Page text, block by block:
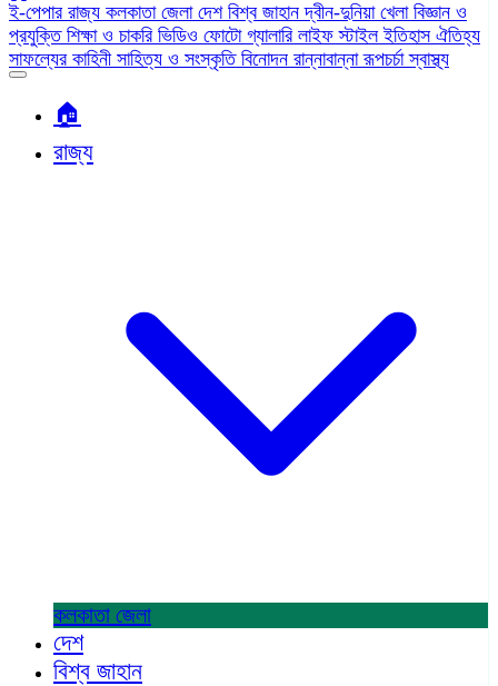
ই-পেপার রাজ্য কলকাতা জেলা দেশ বিশ্ব জাহানদ্বীন-দুনিয়া খেলা বিজ্ঞান ও
প্রযুক্তি শিক্ষা ও চাকরি ভিডিও ফোটো গ্যালারি লাইফ স্টাইলইতিহাস ঐতিহ্য
সাফল্যের কাহিনী সাহিত্য ও সংস্কৃতি বিনোদন রান্নাবান্নারূপচর্চাস্বাস্থ্য
🏠︎
রাজ্য
কলকাতা জেলা
দেশ
বিশ্ব জাহান